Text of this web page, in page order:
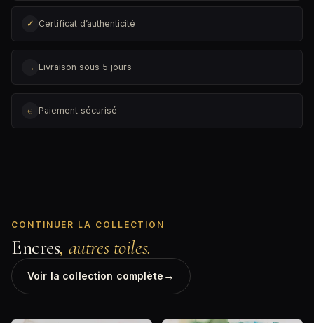
✓ Certificat d’authenticité
→ Livraison sous 5 jours
€ Paiement sécurisé
CONTINUER LA COLLECTION
Encres, autres toiles.
Voir la collection complète →